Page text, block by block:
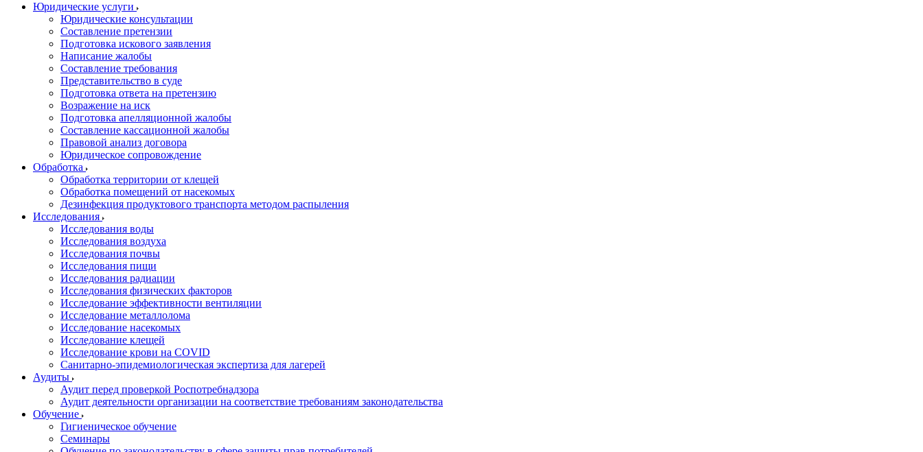
Юридические услуги
Юридические консультации
Составление претензии
Подготовка искового заявления
Написание жалобы
Составление требования
Представительство в суде
Подготовка ответа на претензию
Возражение на иск
Подготовка апелляционной жалобы
Составление кассационной жалобы
Правовой анализ договора
Юридическое сопровождение
Обработка
Обработка территории от клещей
Обработка помещений от насекомых
Дезинфекция продуктового транспорта методом распыления
Исследования
Исследования воды
Исследования воздуха
Исследования почвы
Исследования пищи
Исследования радиации
Исследования физических факторов
Исследование эффективности вентиляции
Исследование металлолома
Исследование насекомых
Исследование клещей
Исследование крови на COVID
Санитарно-эпидемиологическая экспертиза для лагерей
Аудиты
Аудит перед проверкой Роспотребнадзора
Аудит деятельности организации на соответствие требованиям законодательства
Обучение
Гигиеническое обучение
Семинары